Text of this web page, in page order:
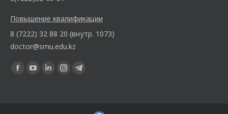
Повышение квалификации
8 (7222) 32 88 20 (внутр. 1073)
doctor@smu.edu.kz
Ищите нас: